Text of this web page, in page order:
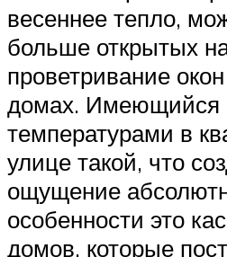
весеннее тепло,
больше открытых
проветривание
домах. Имеющийся
температурами в
улице такой, что
ощущение
особенности это
домов, которые